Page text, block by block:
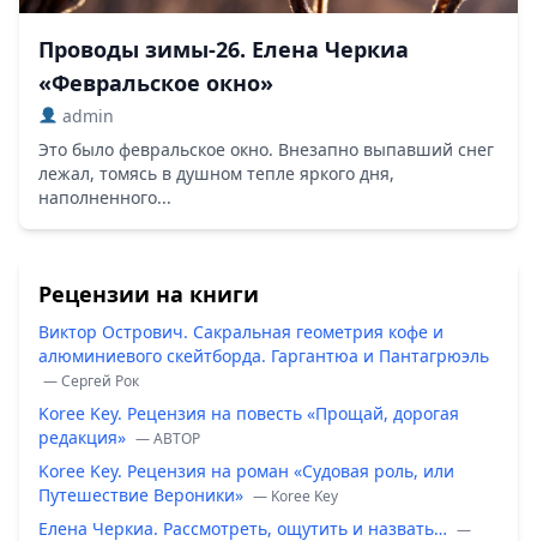
Проводы зимы-26. Елена Черкиа
«Февральское окно»
admin
Это было февральское окно. Внезапно выпавший снег
лежал, томясь в душном тепле яркого дня,
наполненного...
Рецензии на книги
Виктор Острович. Сакральная геометрия кофе и
алюминиевого скейтборда. Гаргантюа и Пантагрюэль
— Сергей Рок
Koree Key. Рецензия на повесть «Прощай, дорогая
редакция» — ABTOP
Koree Key. Рецензия на роман «Судовая роль, или
Путешествие Вероники» — Koree Key
Елена Черкиа. Рассмотреть, ощутить и назвать… —